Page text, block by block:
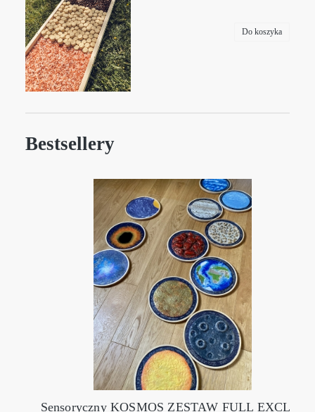
Do koszyka
Bestsellery
Sensoryczny KOSMOS ZESTAW FULL EXCLUSIVE